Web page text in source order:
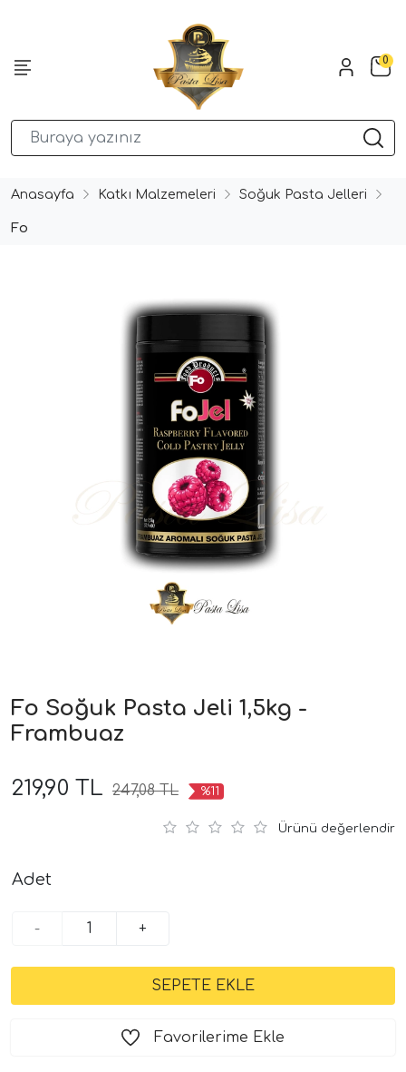
0
Anasayfa Katkı Malzemeleri Soğuk Pasta Jelleri
Fo
Fo Soğuk Pasta Jeli 1,5kg -
Frambuaz
219,90 TL 247,08 TL %11
Ürünü değerlendir
Adet
- +
Favorilerime Ekle